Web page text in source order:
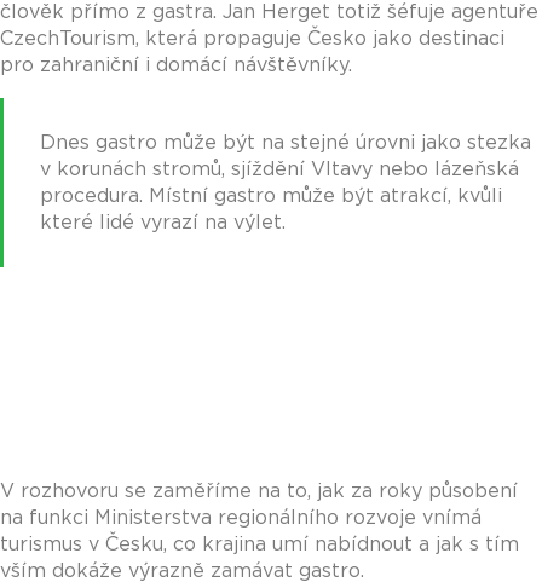
člověk přímo z gastra. Jan Herget totiž šéfuje agentuře
CzechTourism, která propaguje Česko jako destinaci
pro zahraniční i domácí návštěvníky.
Dnes gastro může být na stejné úrovni jako stezka
v korunách stromů, sjíždění Vltavy nebo lázeňská
procedura. Místní gastro může být atrakcí, kvůli
které lidé vyrazí na výlet.
V rozhovoru se zaměříme na to, jak za roky působení
na funkci Ministerstva regionálního rozvoje vnímá
turismus v Česku, co krajina umí nabídnout a jak s tím
vším dokáže výrazně zamávat gastro.